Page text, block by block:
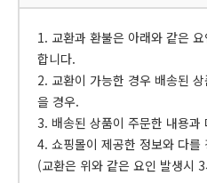
1. 교환과 환불은 아래와 같은
합니다.
2. 교환이 가능한 경우 배송된
을 경우.
3. 배송된 상품이 주문한 내용과
4. 쇼핑몰이 제공한 정보와 다를
(교환은 위와 같은 요인 발생시